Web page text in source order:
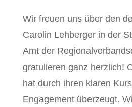
Wir freuen uns über den
Carolin Lehberger in der
Amt der
gratulieren ganz herzlich!
hat durch ihren klaren
Engagement überzeugt.